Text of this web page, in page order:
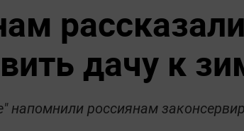
дачу к
напомнили россиянам